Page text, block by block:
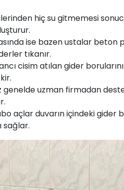
hiç su gitmemesi
ise bazen ustalar beton
tıkanır.
cisim atılan gider
genelde uzman firmadan
açlar duvarın içindeki gider
sağlar.